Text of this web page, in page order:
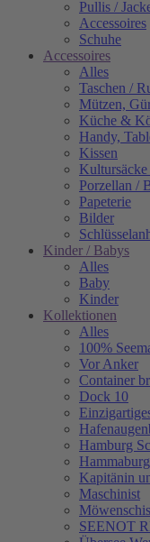
Pullis /
Accessoires
Schuhe
Accessoires
Alles
Taschen /
Mützen,
Küche &
Handy,
Kissen
Porzellan /
Papeterie
Bilder
Kinder / Babys
Alles
Baby
Kinder
Kollektionen
Alles
100%
Vor Anker
Container
Dock 10
Hamburg
Hammaburg
Kapitänin
Maschinist
SEENOT